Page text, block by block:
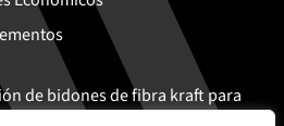
de bidones de fibra kraft para